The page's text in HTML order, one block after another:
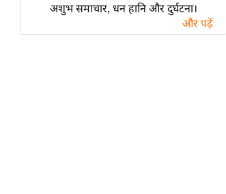
राशिफल
विशेष
अशुभ समाचार, धन हानि और दुर्घटना।
और पढ़ें